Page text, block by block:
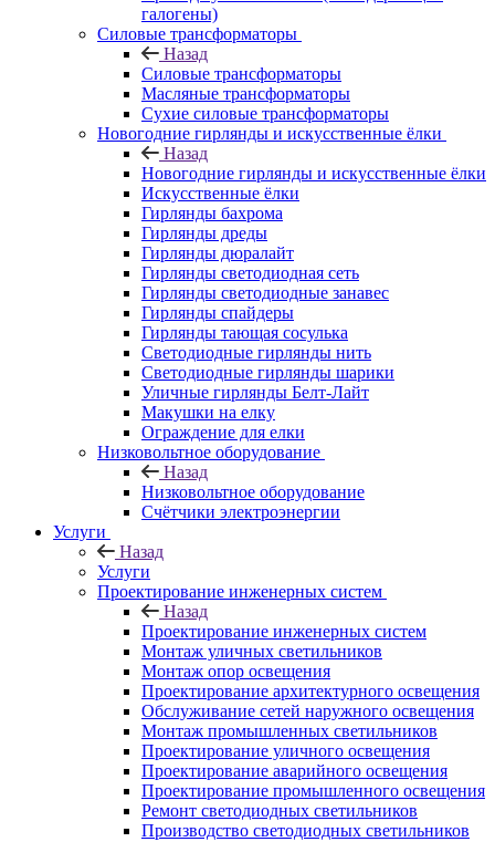
галогены)
Силовые трансформаторы
Назад
Силовые трансформаторы
Масляные трансформаторы
Сухие силовые трансформаторы
Новогодние гирлянды и искусственные ёлки
Назад
Новогодние гирлянды и искусственные ёлки
Искусственные ёлки
Гирлянды бахрома
Гирлянды дреды
Гирлянды дюралайт
Гирлянды светодиодная сеть
Гирлянды светодиодные занавес
Гирлянды спайдеры
Гирлянды тающая сосулька
Светодиодные гирлянды нить
Светодиодные гирлянды шарики
Уличные гирлянды Белт-Лайт
Макушки на елку
Ограждение для елки
Низковольтное оборудование
Назад
Низковольтное оборудование
Счётчики электроэнергии
Услуги
Назад
Услуги
Проектирование инженерных систем
Назад
Проектирование инженерных систем
Монтаж уличных светильников
Монтаж опор освещения
Проектирование архитектурного освещения
Обслуживание сетей наружного освещения
Монтаж промышленных светильников
Проектирование уличного освещения
Проектирование аварийного освещения
Проектирование промышленного освещения
Ремонт светодиодных светильников
Производство светодиодных светильников